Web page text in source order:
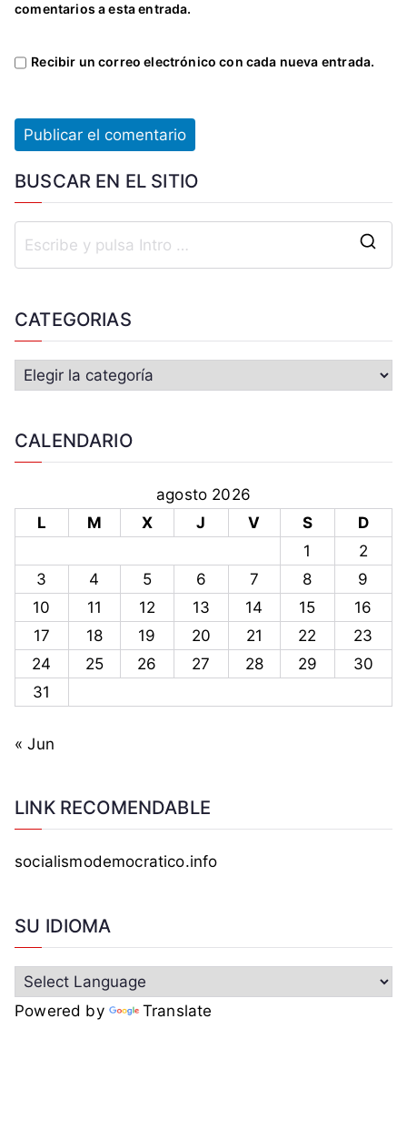
comentarios a esta entrada.
Recibir un correo electrónico con cada nueva entrada.
BUSCAR EN EL SITIO
CATEGORIAS
CALENDARIO
agosto 2026
L
M X J V S
D
1
2
3
4 5 6 7 8
9
10
11 12 13 14 15
16
17
18 19 20 21 22
23
24
25 26 27 28 29
30
31
« Jun
LINK RECOMENDABLE
socialismodemocratico.info
SU IDIOMA
Powered by Translate